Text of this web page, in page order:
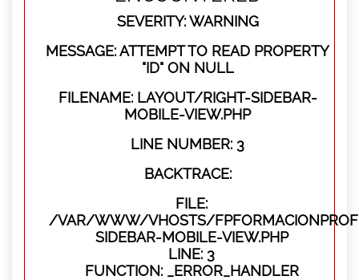
SEVERITY: WARNING
MESSAGE: ATTEMPT TO READ PROPERTY
"ID" ON NULL
FILENAME: LAYOUT/RIGHT-SIDEBAR-
MOBILE-VIEW.PHP
LINE NUMBER: 3
BACKTRACE:
FILE:
/VAR/WWW/VHOSTS/
SIDEBAR-MOBILE-VIEW.PHP
LINE: 3
FUNCTION: _ERROR_HANDLER